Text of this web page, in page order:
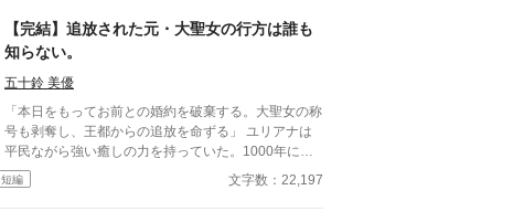
番外編1話です。
【完結】追放された元・大聖女の行方は誰も
知らない。
五十鈴 美優
「本日をもってお前との婚約を破棄する。大聖女の称
号も剥奪し、王都からの追放を命ずる」 ユリアナは
平民ながら強い癒しの力を持っていた。1000年に一
度現れるとされる大聖女の称号を得て、婚約者となっ
た王子リッドと共に魔物討伐に邁進する日々を送って
短編 文字数：22,197